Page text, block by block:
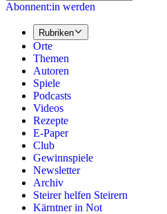
Abonnent:in werden
Rubriken
Orte
Themen
Autoren
Spiele
Podcasts
Videos
Rezepte
E-Paper
Club
Gewinnspiele
Newsletter
Archiv
Steirer helfen Steirern
Kärntner in Not